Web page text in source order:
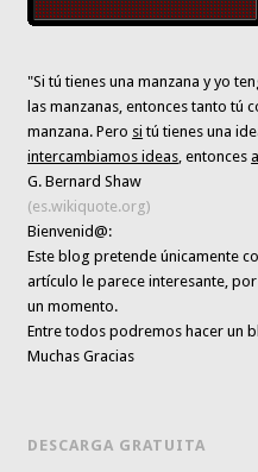
"Si tú tienes una manzana y yo
las manzanas, entonces tanto tú
manzana. Pero si tú tienes una
intercambiamos ideas , entonces
G. Bernard Shaw
(es.wikiquote.org)
Bienvenid@:
Este blog pretende únicamente
artículo le parece interesante,por
un momento.
Entre todos podremos hacer un
Muchas Gracias
DESCARGA GRATUITA